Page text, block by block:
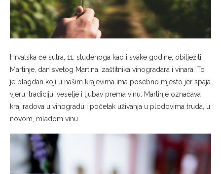
Hrvatska će sutra, 11. studenoga kao i svake godine, obilježiti
Martinje, dan svetog Martina, zaštitnika vinogradara i vinara. To
je blagdan koji u našim krajevima ima posebno mjesto jer spaja
vjeru, tradiciju, veselje i ljubav prema vinu. Martinje označava
kraj radova u vinogradu i početak uživanja u plodovima truda, u
novom, mladom vinu.